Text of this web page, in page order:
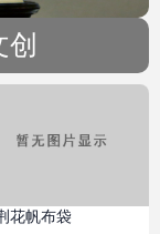
花帆布袋